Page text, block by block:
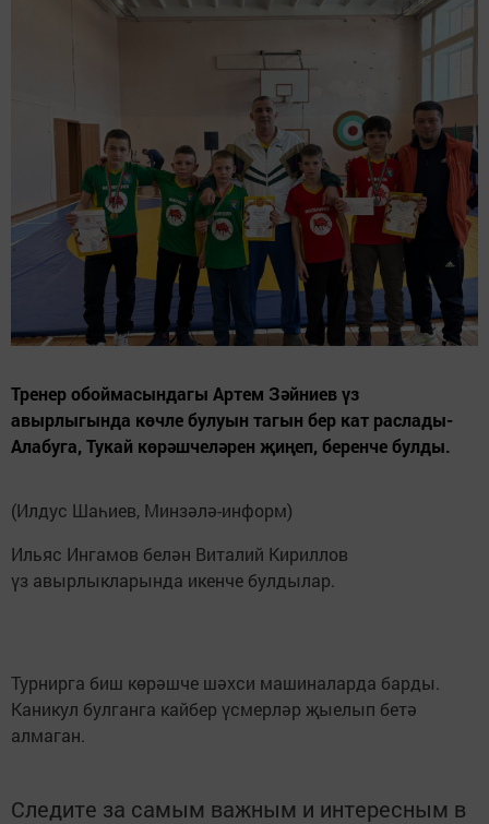
Тренер обоймасындагы Артем Зәйниев үз
авырлыгында көчле булуын тагын бер кат раслады-
Алабуга, Тукай көрәшчеләрен җиңеп, беренче булды.
(Илдус Шаһиев, Минзәлә-информ)
Ильяс Ингамов белән Виталий Кириллов
үз авырлыкларында икенче булдылар.
Турнирга биш көрәшче шәхси машиналарда барды.
Каникул булганга кайбер үсмерләр җыелып бетә
алмаган.
Следите за самым важным и интересным в